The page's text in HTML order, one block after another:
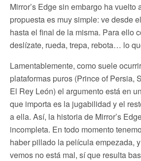
Mirror’s Edge sin embargo ha vuelto
propuesta es muy simple: ve desde
hasta el final de la misma. Para ello
deslízate, rueda, trepa, rebota… lo
Lamentablemente, como suele
plataformas puros (Prince of Persia,
El Rey León) el argumento está en
que importa es la jugabilidad y el
a ella. Así, la historia de Mirror’s
incompleta. En todo momento
haber pillado la película empezada,
vemos no está mal, sí que resulta